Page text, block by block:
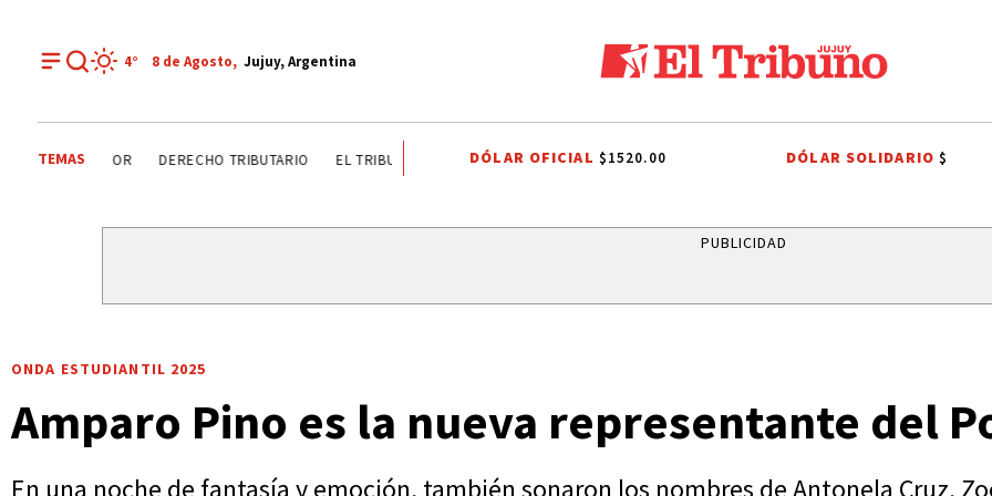
4° 8 de Agosto, Jujuy, Argentina
TEMASDÍA DEL INGENIERO AGRÓNOMO ANALIZAN SECTOR DERECHO TRIBUTARIO EL TRIBUNO POR LOS BARRIOS ONDA ESTUDIANTIL
DÓLAR OFICIAL $1520.00 DÓLAR SOLIDARIO$
PUBLICIDAD
ONDA ESTUDIANTIL 2025
Amparo Pino es la nueva representante del
En una noche de fantasía y emoción, también sonaron los nombres de Antonela Cruz,